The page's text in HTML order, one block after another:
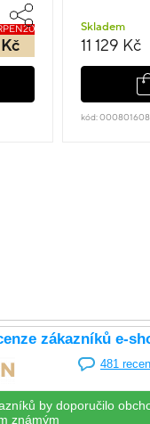
Skladem
11 129 Kč
kód: